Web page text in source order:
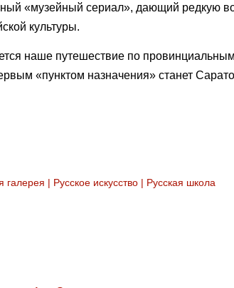
«музейный сериал», дающий редкую
культуры.
наше путешествие по
«пунктом назначения» станет
галерея | Русское искусство | Русская школа